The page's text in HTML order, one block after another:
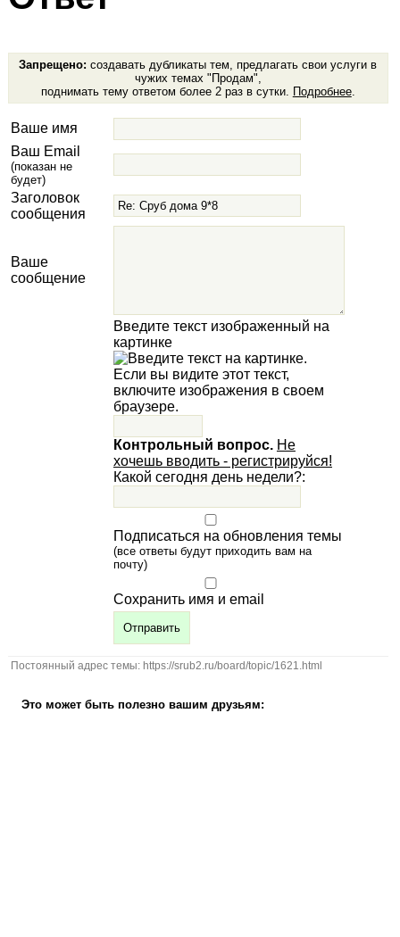
Запрещено: создавать дубликаты тем, предлагать свои услуги в
чужих темах "Продам",
поднимать тему ответом более 2 раз в сутки. Подробнее.
Ваше имя
Ваш Email
(показан не
будет)
Заголовок
сообщения
Ваше
сообщение
Введите текст изображенный на
картинке
Контрольный вопрос. Не
хочешь вводить - регистрируйся!
Какой сегодня день недели?:
Подписаться на обновления темы
(все ответы будут приходить вам на
почту)
Сохранить имя и email
Постоянный адрес темы: https://srub2.ru/board/topic/1621.html
Это может быть полезно вашим друзьям: